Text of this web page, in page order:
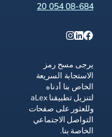
08-684 054 20
يرجى مسح رمز
الاستجابة السريعة
الخاص بنا أدناه
لتنزيل تطبيقنا aLex
وللعثور على صفحات
التواصل الاجتماعي
الخاصة بنا.